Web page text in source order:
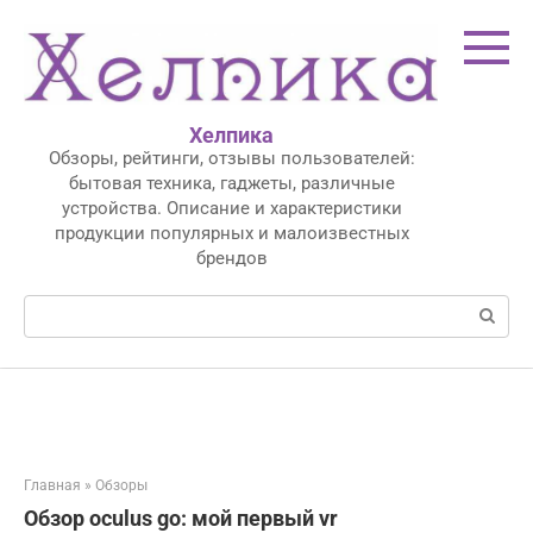
контенту
Хелпика
Обзоры, рейтинги, отзывы пользователей:
бытовая техника, гаджеты, различные
устройства. Описание и характеристики
продукции популярных и малоизвестных
брендов
Поиск:
Главная » Обзоры
Обзор oculus go: мой первый vr